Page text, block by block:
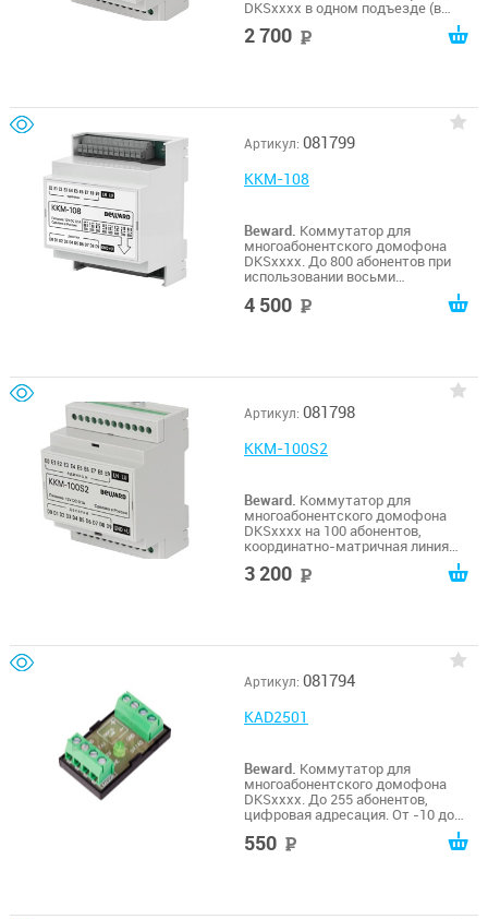
DKSxxxx в одном подъезде (в
линии связи). От -10 до +50°C
2 700
Артикул: 081799
KKM-108
Beward. Коммутатор для
многоабонентского домофона
DKSxxxx. До 800 абонентов при
использовании восьми
матричная линия связи. От -10 до
4 500
Артикул: 081798
KKM-100S2
Beward. Коммутатор для
многоабонентского домофона
DKSxxxx на 100 абонентов,
координатно-матричная линия
3 200
Артикул: 081794
KAD2501
Beward. Коммутатор для
многоабонентского домофона
DKSxxxx. До 255 абонентов,
цифровая адресация. От -10 до
550